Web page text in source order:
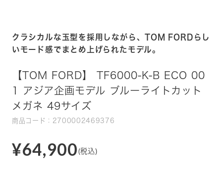
クラシカルな玉型を採用しながら、TOM FORDらし
いモード感でまとめ上げられたモデル。
【TOM FORD】 TF6000-K-B ECO 00
1 アジア企画モデル ブルーライトカット
メガネ 49サイズ
商品コード：2700002469376
¥64,900 (税込)